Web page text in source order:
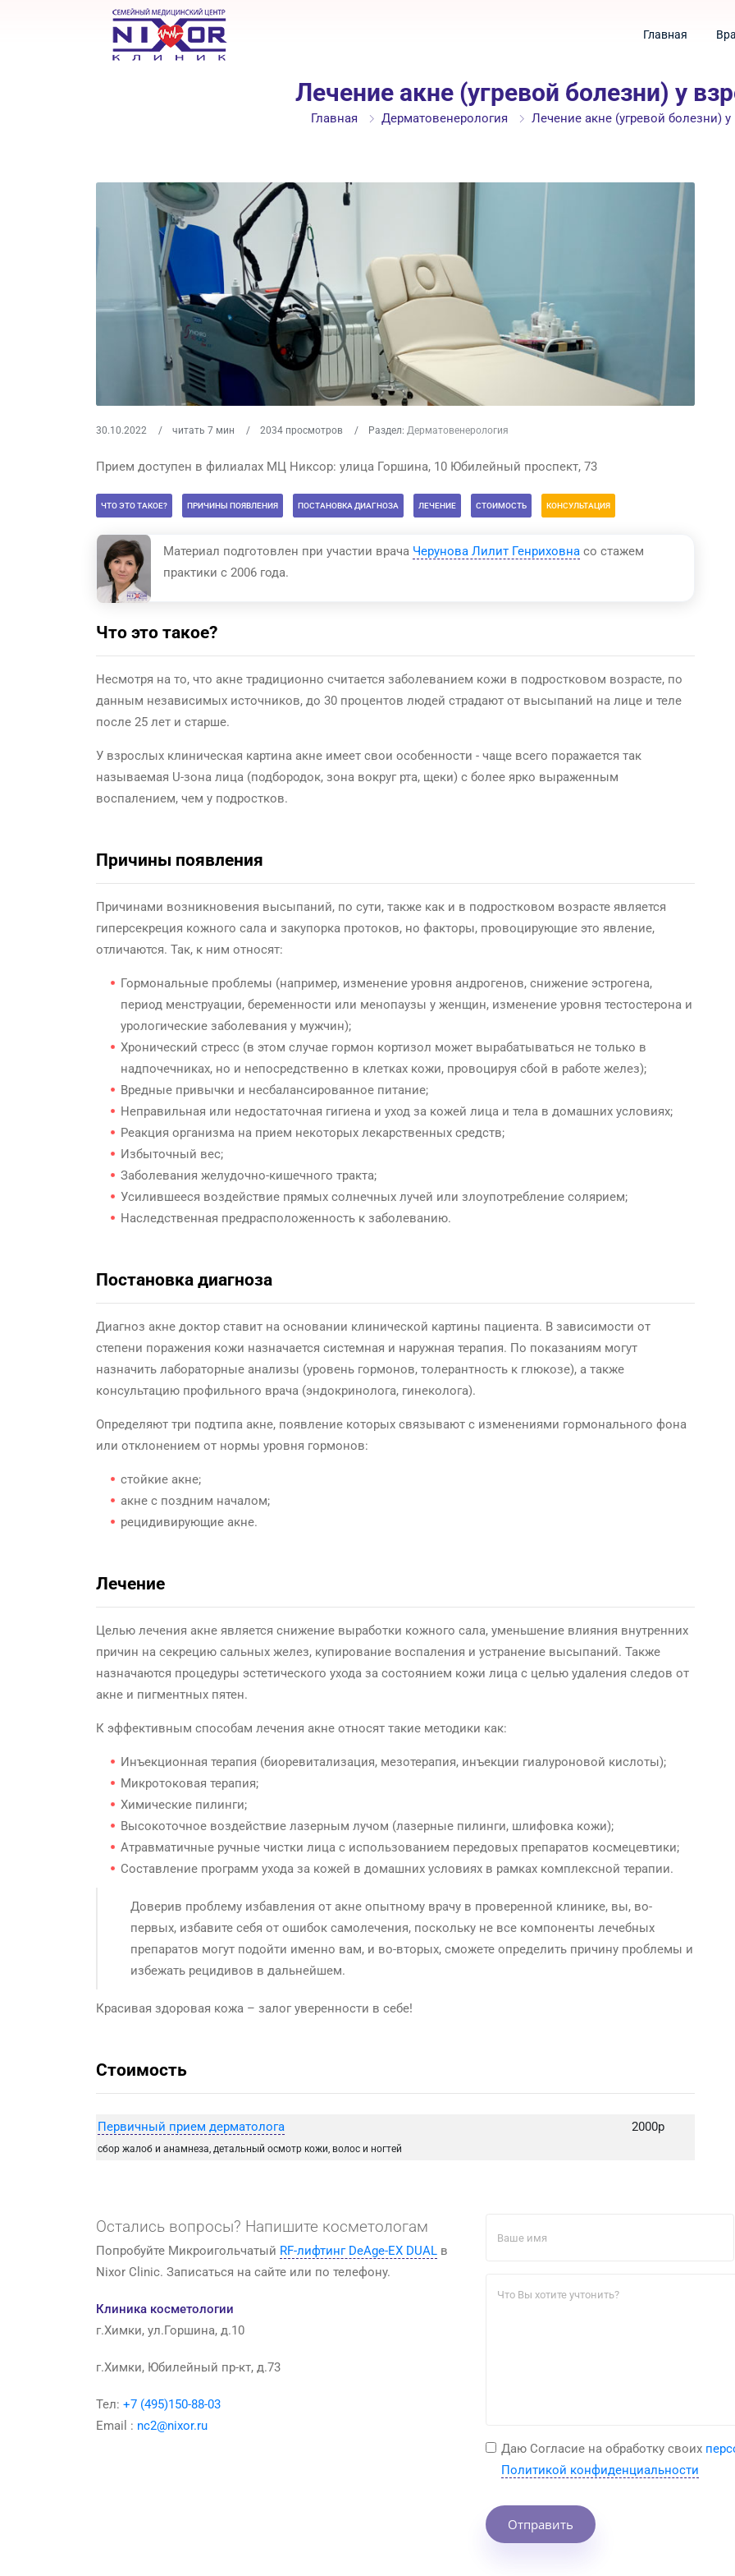
Главная
Лечение акне (угревой болезни) у
Главная Дерматовенерология Лечение акне (угревой болезни)
30.10.2022 читать 7 мин 2034 просмотров Раздел: Дерматовенерология
Прием доступен в филиалах МЦ Никсор: улица Горшина, 10 Юбилейный проспект, 73
ЧТО ЭТО ТАКОЕ? ПРИЧИНЫ ПОЯВЛЕНИЯ ПОСТАНОВКА ДИАГНОЗА ЛЕЧЕНИЕ СТОИМОСТЬ КОНСУЛЬТАЦИЯ
Материал подготовлен при участии врача Черунова Лилит Генриховна со стажем
практики с2006 года.
Что это такое?
Несмотря на то, что акне традиционно считается заболеванием кожи в подростковом возрасте, по
данным независимых источников, до 30 процентов людей страдают от высыпаний на лице и теле
после 25 лет и старше.
У взрослых клиническая картина акне имеет свои особенности - чаще всего поражается так
называемая U-зона лица (подбородок, зона вокруг рта, щеки) с более ярко выраженным
воспалением, чем у подростков.
Причины появления
Причинами возникновения высыпаний, по сути, также как и в подростковом возрасте является
гиперсекреция кожного сала и закупорка протоков, но факторы, провоцирующие это явление,
отличаются. Так, к ним относят:
Гормональные проблемы (например, изменение уровня андрогенов, снижение эстрогена,
период менструации, беременности или менопаузы у женщин, изменение уровня тестостерона и
урологические заболевания у мужчин);
Хронический стресс (в этом случае гормон кортизол может вырабатываться не только в
надпочечниках, но и непосредственно в клетках кожи, провоцируя сбой в работе желез);
Вредные привычки и несбалансированное питание;
Неправильная или недостаточная гигиена и уход за кожей лица и тела в домашних условиях;
Реакция организма на прием некоторых лекарственных средств;
Избыточный вес;
Заболевания желудочно-кишечного тракта;
Усилившееся воздействие прямых солнечных лучей или злоупотребление солярием;
Наследственная предрасположенность к заболеванию.
Постановка диагноза
Диагноз акне доктор ставит на основании клинической картины пациента. В зависимости от
степени поражения кожи назначается системная и наружная терапия. По показаниям могут
назначить лабораторные анализы (уровень гормонов, толерантность к глюкозе), а также
консультацию профильного врача (эндокринолога, гинеколога).
Определяют три подтипа акне, появление которых связывают с изменениями гормонального фона
или отклонением от нормы уровня гормонов:
стойкие акне;
акне с поздним началом;
рецидивирующие акне.
Лечение
Целью лечения акне является снижение выработки кожного сала, уменьшение влияния внутренних
причин на секрецию сальных желез, купирование воспаления и устранение высыпаний. Также
назначаются процедуры эстетического ухода за состоянием кожи лица с целью удаления следов от
акне и пигментных пятен.
К эффективным способам лечения акне относят такие методики как:
Инъекционная терапия (биоревитализация, мезотерапия, инъекции гиалуроновой кислоты);
Микротоковая терапия;
Химические пилинги;
Высокоточное воздействие лазерным лучом (лазерные пилинги, шлифовка кожи);
Атравматичные ручные чистки лица с использованием передовых препаратов космецевтики;
Составление программ ухода за кожей в домашних условиях в рамках комплексной терапии.
Доверив проблему избавления от акне опытному врачу в проверенной клинике, вы, во-
первых, избавите себя от ошибок самолечения, поскольку не все компоненты лечебных
препаратов могут подойти именно вам, и во-вторых, сможете определить причину проблемы и
избежать рецидивов в дальнейшем.
Красивая здоровая кожа – залог уверенности в себе!
Стоимость
Первичный прием дерматолога
сбор жалоб и анамнеза, детальный осмотр кожи, волос и ногтей
2000р
Остались вопросы? Напишите косметологам
Попробуйте Микроигольчатый RF-лифтинг DeAge-EX DUAL в
Nixor Clinic. Записаться на сайте или по телефону.
Клиника косметологии
г.Химки, ул.Горшина, д.10
г.Химки, Юбилейный пр-кт, д.73
Тел: +7 (495)150-88-03
Email : nc2@nixor.ru
Даю Cогласие на обработку своих
Политикой конфиденциальности
Отправить